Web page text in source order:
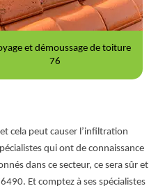
Peinture sur tuile 76
cela peut causer l’infiltration
qui ont de connaissance
dans ce secteur, ce sera sûr et
Et comptez à ses spécialistes